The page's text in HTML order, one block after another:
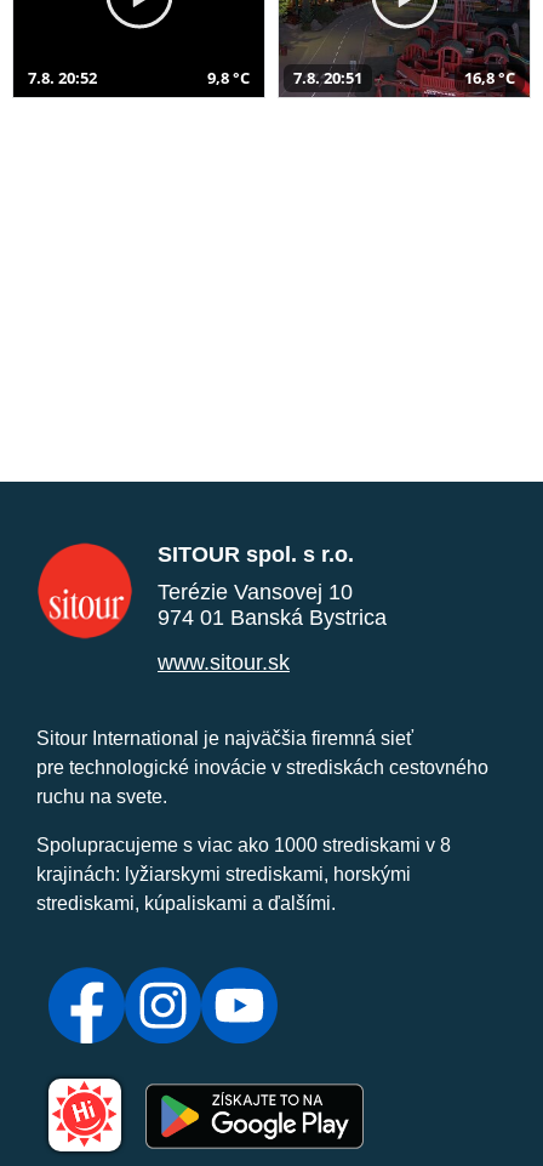
7.8. 20:52 9,8 °C 7.8. 20:51 16,8 °C
SITOUR spol. s r.o.
Terézie Vansovej 10
974 01 Banská Bystrica
www.sitour.sk
Sitour International je najväčšia firemná sieť
pre technologické inovácie v strediskách cestovného
ruchu na svete.
Spolupracujeme s viac ako 1000 strediskami v 8
krajinách: lyžiarskymi strediskami, horskými
strediskami, kúpaliskami a ďalšími.